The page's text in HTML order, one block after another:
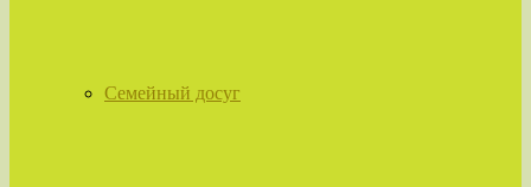
Семейный досуг